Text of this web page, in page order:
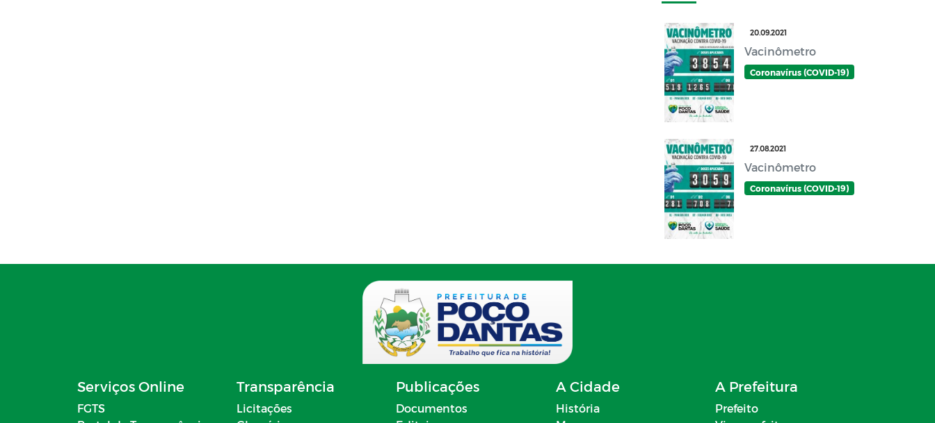
20.09.2021
Vacinômetro
Coronavírus (COVID-19)
27.08.2021
Vacinômetro
Coronavírus (COVID-19)
Serviços Online
FGTS
Transparência
Licitações
Publicações
Documentos
A Cidade
História
A Prefeitura
Prefeito